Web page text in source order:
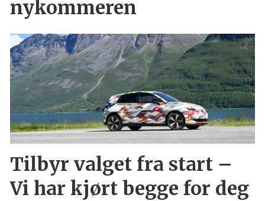
nykommeren
Tilbyr valget fra start –
Vi har kjørt begge for deg